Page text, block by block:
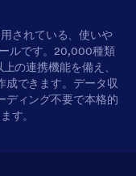
されている、使いや
ルです。20,000種類
の連携機能を備え、
成できます。データ収
ディング不要で本格的
す。